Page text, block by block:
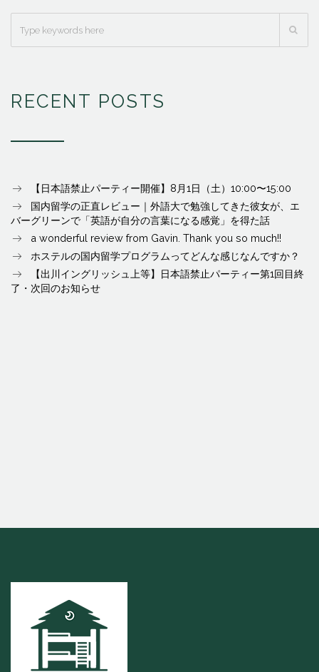
RECENT POSTS
【日本語禁止パーティー開催】8月1日（土）10:00〜15:00
国内留学の正直レビュー｜外語大で勉強してきた彼女が、エ
バーグリーンで「英語が自分の言葉になる感覚」を得た話
a wonderful review from Gavin. Thank you so much!!
ホステルの国内留学プログラムってどんな感じなんですか？
【出川イングリッシュ上等】日本語禁止パーティー第1回目終
了・次回のお知らせ